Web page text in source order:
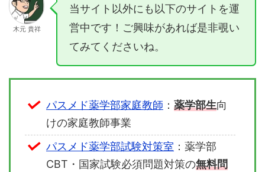
木元 貴祥
当サイト以外にも以下のサイトを運
営中です！ご興味があれば是非覗い
てみてくださいね。
パスメド薬学部家庭教師 ： 薬学部生向
けの家庭教師事業
パスメド薬学部試験対策室 ：薬学部
CBT・国家試験必須問題対策の無料問